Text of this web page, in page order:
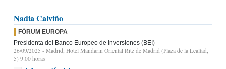
Nadia Calviño
FÓRUM EUROPA
Presidenta del Banco Europeo de Inversiones (BEI)
26/09/2025 - Madrid, Hotel Mandarin Oriental Ritz de Madrid (Plaza de la Lealtad,
5) 9:00 horas